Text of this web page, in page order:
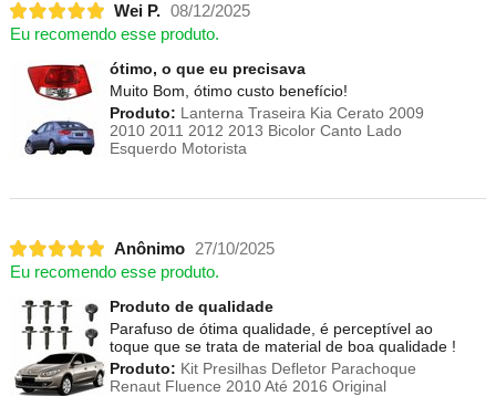
Wei P. 08/12/2025
Eu recomendo esse produto.
ótimo, o que eu precisava
Muito Bom, ótimo custo benefício!
Produto: Lanterna Traseira Kia Cerato 2009
2010 2011 2012 2013 Bicolor Canto Lado
Esquerdo Motorista
Anônimo
27/10/2025
Eu recomendo esse produto.
Produto de qualidade
Parafuso de ótima qualidade, é perceptível ao
toque que se trata de material de boa qualidade !
Produto: Kit Presilhas Defletor Parachoque
Renaut Fluence 2010 Até 2016 Original